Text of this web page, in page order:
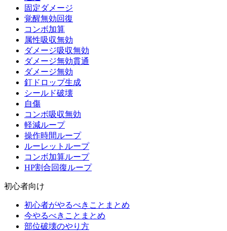
固定ダメージ
覚醒無効回復
コンボ加算
属性吸収無効
ダメージ吸収無効
ダメージ無効貫通
ダメージ無効
釘ドロップ生成
シールド破壊
自傷
コンボ吸収無効
軽減ループ
操作時間ループ
ルーレットループ
コンボ加算ループ
HP割合回復ループ
初心者向け
初心者がやるべきことまとめ
今やるべきことまとめ
部位破壊のやり方